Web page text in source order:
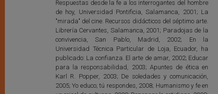
Respuestas desde la fe a los interrogantes del hombre
de hoy, Universidad Pontificia, Salamanca, 2001; La
"mirada" del cine. Recursos didácticos del séptimo arte.
Librería Cervantes, Salamanca, 2001; Paradojas de la
convivencia, San Pablo, Madrid, 2002; En la
Universidad Técnica Particular de Loja, Ecuador, ha
publicado: La confianza. El arte de amar, 2002; Educar
para la responsabilidad, 2003; Apuntes de ética en
Karl R. Popper, 2003; De soledades y comunicación,
2005; Yo educo; tú respondes, 2008; Humanismo y fe en